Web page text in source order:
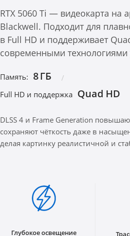
RTX 5060 Ti — видеокарта на
Blackwell. Подходит для
в Full HD и поддерживает
современными технологиями
Память: 8 ГБ
Full HD и поддержка Quad HD
DLSS 4 и Frame Generation
сохраняют чёткость даже в
делая картинку реалистичной и
Глубокое освещение